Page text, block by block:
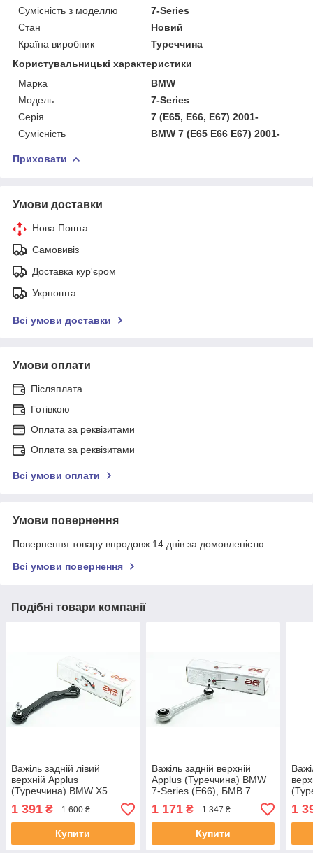
Сумісність з моделлю
7-Series
Стан
Новий
Країна виробник
Туреччина
Користувальницькі характеристики
Марка
BMW
Мoдель
7-Series
Серія
7 (E65, E66, E67) 2001-
Сумісність
BMW 7 (E65 E66 E67) 2001-
Приховати
Умови доставки
Нова Пошта
Самовивіз
Доставка кур'єром
Укрпошта
Всі умови доставки
Умови оплати
Післяплата
Готівкою
Оплата за реквізитами
Оплата за реквізитами
Всі умови оплати
Умови повернення
Повернення товару впродовж 14 днів за домовленістю
Всі умови повернення
Подібні товари компанії
Важіль задній лівий
верхній Applus
(Туреччина) BMW X5
(E53), БМВ Х5 (Е53) 00-06
#13822AP UAGWDCF4
1 391 ₴ 1 600 ₴
Купити
Важіль задній верхній
Applus (Туреччина) BMW
7-Series (E66), БМВ 7
(Е66) 01-08 #12457AP
UAJCQVI4
1 171₴ 1 347 ₴
Купити
1